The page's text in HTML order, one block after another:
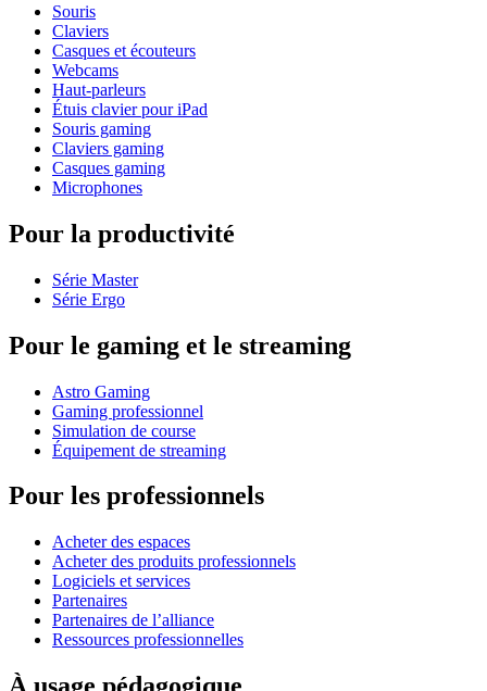
Souris
Claviers
Casques et écouteurs
Webcams
Haut-parleurs
Étuis clavier pour iPad
Souris gaming
Claviers gaming
Casques gaming
Microphones
Pour la productivité
Série Master
Série Ergo
Pour le gaming et le streaming
Astro Gaming
Gaming professionnel
Simulation de course
Équipement de streaming
Pour les professionnels
Acheter des espaces
Acheter des produits professionnels
Logiciels et services
Partenaires
Partenaires de l’alliance
Ressources professionnelles